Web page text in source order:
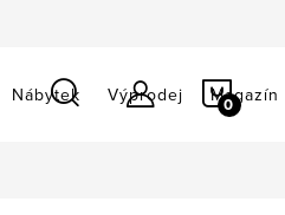
Nábytek Výprodej Magazín